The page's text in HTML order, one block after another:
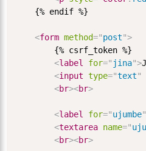
    {% endif %}
<form method="post">
        {% csrf_token %}
<label for=" jina">
<input type="text"
<br><br>
<label for="ujumbe"
<textarea name="
<br><br>